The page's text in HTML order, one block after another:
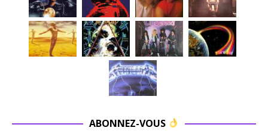
ABONNEZ-VOUS